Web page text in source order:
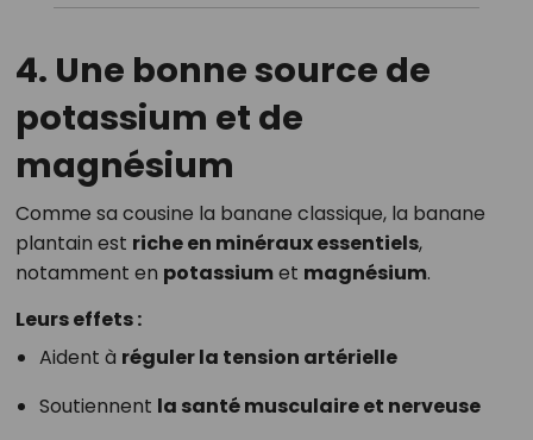
4. Une bonne source de
potassium et de
magnésium
Comme sa cousine la banane classique, la banane
plantain est riche en minéraux essentiels,
notamment en potassiumet magnésium.
Leurs effets :
Aident à réguler la tension artérielle
Soutiennent la santé musculaire et nerveuse